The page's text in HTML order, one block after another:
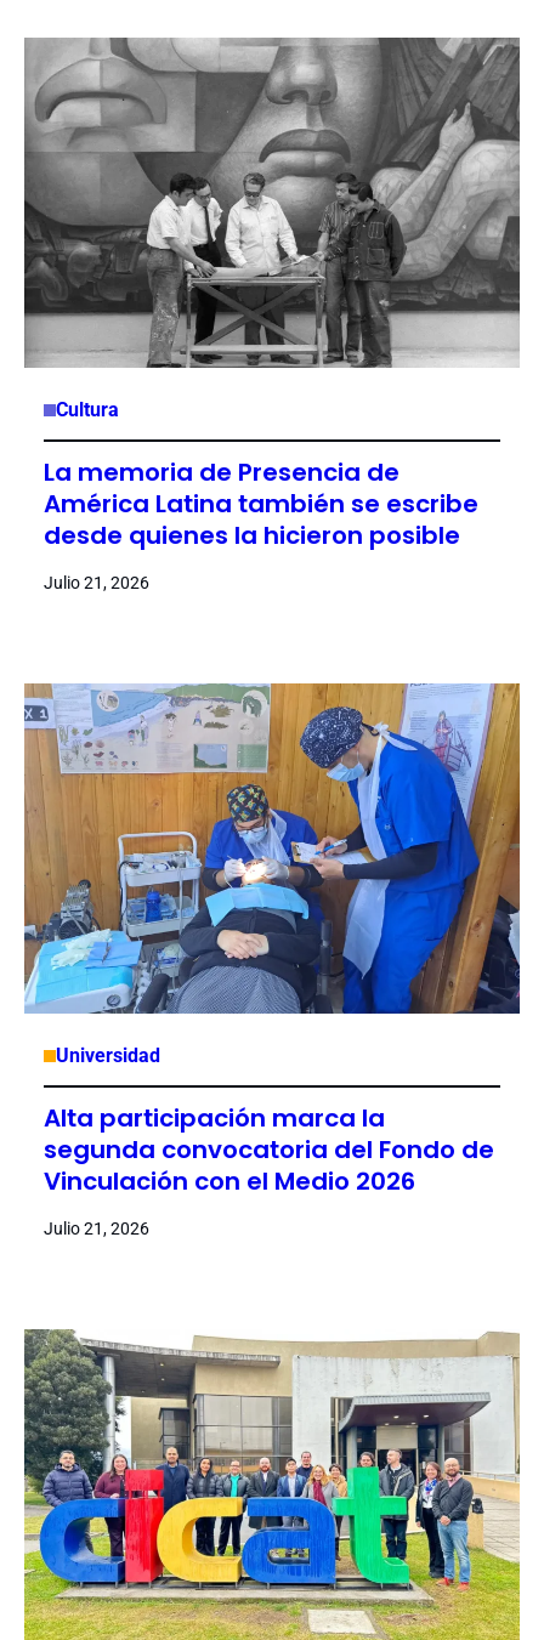
Cultura
La memoria de Presencia de
América Latina también se escribe
desde quienes la hicieron posible
Julio 21, 2026
Universidad
Alta participación marca la
segunda convocatoria del Fondo de
Vinculación con el Medio 2026
Julio 21, 2026